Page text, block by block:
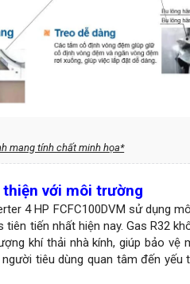
mang tính chất minh họa*
thiện với môi trường
4 HP FCFC100DVM sử dụng
tiến nhất hiện nay. Gas R32
khí thải nhà kính, giúp bảo vệ
tiêu dùng quan tâm đến yếu